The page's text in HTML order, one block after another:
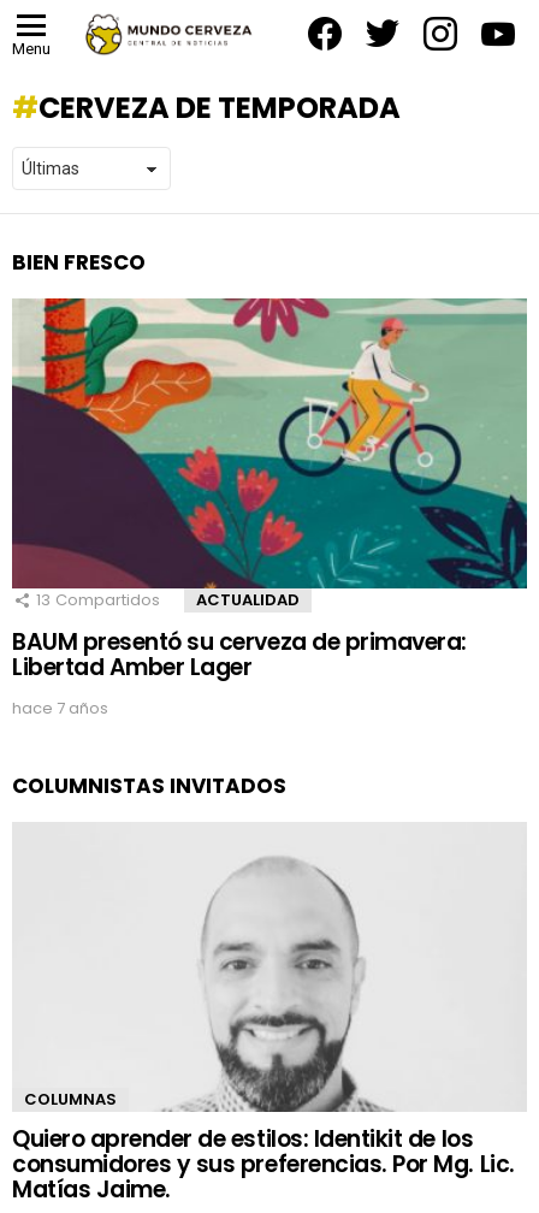
Menu
CERVEZA DE TEMPORADA
BIEN FRESCO
13 Compartidos ACTUALIDAD
BAUM presentó su cerveza de primavera:
Libertad Amber Lager
hace 7 años
COLUMNISTAS INVITADOS
COLUMNAS
Quiero aprender de estilos: Identikit de los
consumidores y sus preferencias. Por Mg. Lic.
Matías Jaime.